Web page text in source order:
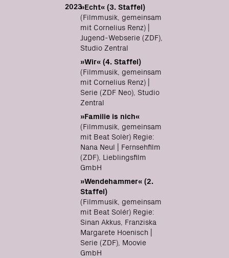
2023»Echt« (3. Staffel)
(Filmmusik, gemeinsam
mit Cornelius Renz) |
Jugend-Webserie (ZDF),
Studio Zentral
»Wir« (4. Staffel)
(Filmmusik, gemeinsam
mit Cornelius Renz) |
Serie (ZDF Neo), Studio
Zentral
»Familie is nich«
(Filmmusik, gemeinsam
mit Beat Solèr) Regie:
Nana Neul | Fernsehfilm
(ZDF), Lieblingsfilm
GmbH
»Wendehammer« (2.
Staffel)
(Filmmusik, gemeinsam
mit Beat Solér) Regie:
Sinan Akkus, Franziska
Margarete Hoenisch |
Serie (ZDF), Moovie
GmbH